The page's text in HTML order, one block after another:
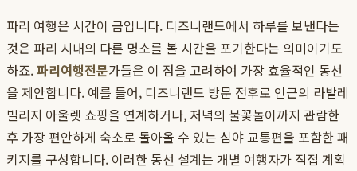
파리 여행은 시간이 금입니다. 디즈니랜드에서 하루를 보낸다는
것은 파리 시내의 다른 명소를 볼 시간을 포기한다는 의미이기도
하죠.파리여행전문가들은 이 점을 고려하여 가장 효율적인 동선
을 제안합니다. 예를 들어, 디즈니랜드 방문 전후로 인근의 라발레
빌리지 아울렛 쇼핑을 연계하거나, 저녁의 불꽃놀이까지 관람한
후 가장 편안하게 숙소로 돌아올 수 있는 심야 교통편을 포함한 패
키지를 구성합니다. 이러한 동선 설계는 개별 여행자가 직접 계획